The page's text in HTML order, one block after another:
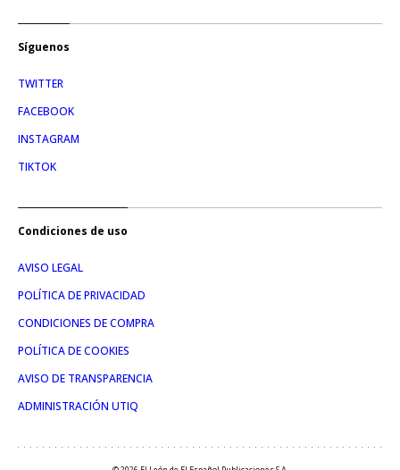
Síguenos
TWITTER
FACEBOOK
INSTAGRAM
TIKTOK
Condiciones de uso
AVISO LEGAL
POLÍTICA DE PRIVACIDAD
CONDICIONES DE COMPRA
POLÍTICA DE COOKIES
AVISO DE TRANSPARENCIA
ADMINISTRACIÓN UTIQ